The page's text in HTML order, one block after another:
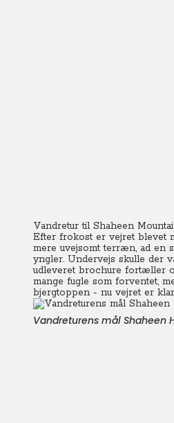
Vandretur til Shaheen
Efter frokost er vejret blevet
mere uvejsomt terræn, ad en
yngler. Undervejs skulle der
udleveret brochure fortæller
mange fugle som forventet,
bjergtoppen - nu vejret er
Vandreturens mål Shaheen